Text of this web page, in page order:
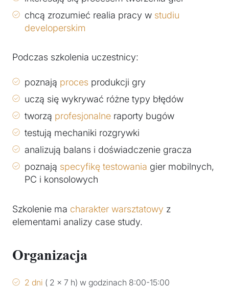
chcą zrozumieć realia pracy w studiu
developerskim
Podczas szkolenia uczestnicy:
poznają proces produkcji gry
uczą się wykrywać różne typy błędów
tworzą profesjonalne raporty bugów
testują mechaniki rozgrywki
analizują balans i doświadczenie gracza
poznają specyfikę testowania gier mobilnych,
PC i konsolowych
Szkolenie ma charakter warsztatowy z
elementami analizy case study.
Organizacja
2 dni ( 2 x 7 h) w godzinach 8:00-15:00